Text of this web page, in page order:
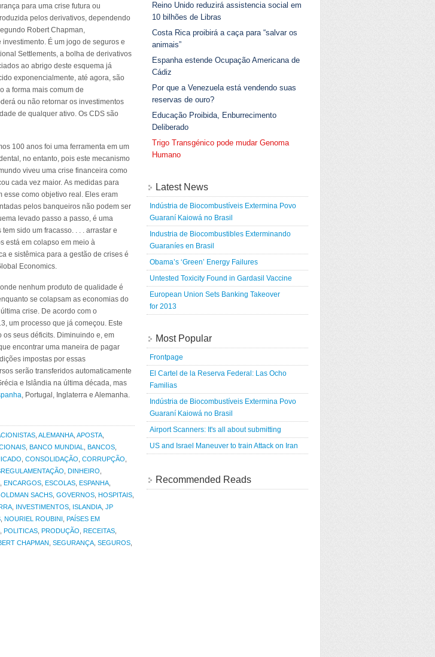
para uma crise futura ou
pelos derivativos, dependendo
Robert Chapman,
É um jogo de seguros e
Settlements, a bolha de derivativos
ao abrigo deste esquema já
exponencialmente, até agora, são
a forma mais comum de
ou não retornar os investimentos
de qualquer ativo. Os CDS são
100 anos foi uma ferramenta em um
no entanto, pois este mecanismo
viveu uma crise financeira como
cada vez maior. As medidas para
esse como objetivo real. Eles eram
pelos banqueiros não podem ser
levado passo a passo, é uma
sido um fracasso. . . . arrastar e
está em colapso em meio à
e sistêmica para a gestão de crises é
Economics.
nenhum produto de qualidade é
se colapsam as economias do
crise. De acordo com o
um processo que já começou. Este
seus déficits. Diminuindo e, em
encontrar uma maneira de pagar
impostas por essas
serão transferidos automaticamente
e Islândia na última década, mas
, Portugal, Inglaterra e Alemanha.
ALEMANHA APOSTA
BANCO MUNDIAL BANCOS
CONSOLIDAÇÃO CORRUPÇÃO
DINHEIRO
ENCARGOS ESCOLAS ESPANHA
SACHS GOVERNOS HOSPITAIS
INVESTIMENTOS ISLANDIA JP
NOURIEL ROUBINI PAÍSES EM
POLITICAS PRODUÇÃO RECEITAS
CHAPMAN SEGURANÇA SEGUROS
Reino Unido reduzirá assistencia social em
10 bilhões de Libras
Costa Rica proibirá a caça para “salvar os
animais”
Espanha estende Ocupação Americana de
Cádiz
Por que a Venezuela está vendendo suas
reservas de ouro?
Educação Proibida, Enburrecimento
Deliberado
Trigo Transgénico pode mudar Genoma
Humano
Latest News
Indústria de Biocombustíveis Extermina Povo
Guaraní Kaiowá no Brasil
Industria de Biocombustibles Exterminando
Guaraníes en Brasil
Obama’s ‘Green’ Energy Failures
Untested Toxicity Found in Gardasil Vaccine
European Union Sets Banking Takeover
for 2013
Most Popular
Frontpage
El Cartel de la Reserva Federal: Las Ocho
Familias
Indústria de Biocombustíveis Extermina Povo
Guaraní Kaiowá no Brasil
Airport Scanners: It's all about submitting
US and Israel Maneuver to train Attack on Iran
Recommended Reads